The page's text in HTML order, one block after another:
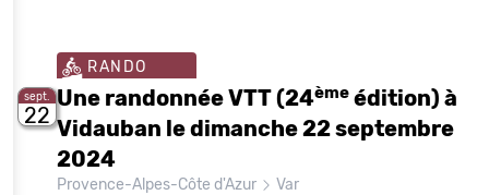
sept.
22
RANDO
Une randonnée VTT (24ème édition) à
Vidauban le dimanche 22 septembre
2024
Provence-Alpes-Côte d'Azur Var